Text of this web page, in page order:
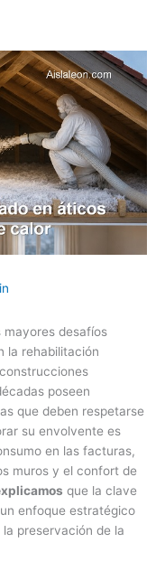
mayores desafíos
la rehabilitación
poseen
que deben respetarse
su envolvente es
en las facturas,
muros y el confort de
que la clave
enfoque estratégico
preservación de la